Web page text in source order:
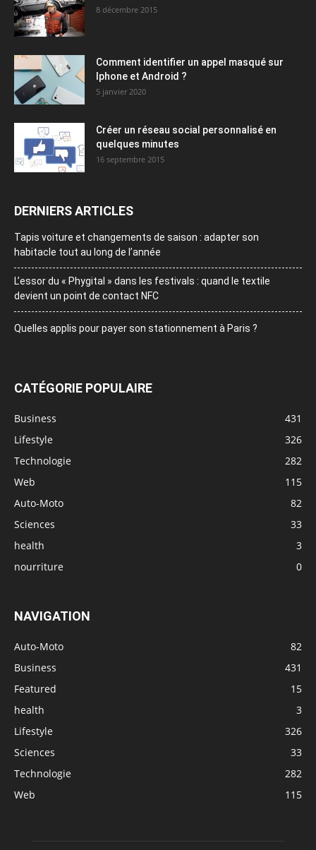
8 décembre 2015
Comment identifier un appel masqué sur
Iphone et Android ?
5 janvier 2020
Créer un réseau social personnalisé en
quelques minutes
16 septembre 2015
DERNIERS ARTICLES
Tapis voiture et changements de saison : adapter son
habitacle tout au long de l’année
L’essor du « Phygital » dans les festivals : quand le textile
devient un point de contact NFC
Quelles applis pour payer son stationnement à Paris ?
CATÉGORIE POPULAIRE
Business
431
Lifestyle
326
Technologie
282
Web
115
Auto-Moto
82
Sciences
33
health
3
nourriture
0
NAVIGATION
Auto-Moto
82
Business
431
Featured
15
health
3
Lifestyle
326
Sciences
33
Technologie
282
Web
115